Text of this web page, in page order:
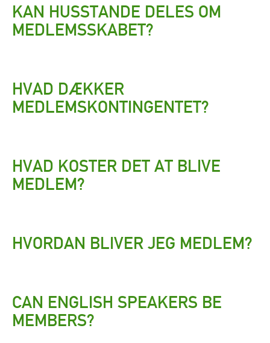
KAN HUSSTANDE DELES OM
MEDLEMSSKABET?
HVAD DÆKKER
MEDLEMSKONTINGENTET?
HVAD KOSTER DET AT BLIVE
MEDLEM?
HVORDAN BLIVER JEG MEDLEM?
CAN ENGLISH SPEAKERS BE
MEMBERS?